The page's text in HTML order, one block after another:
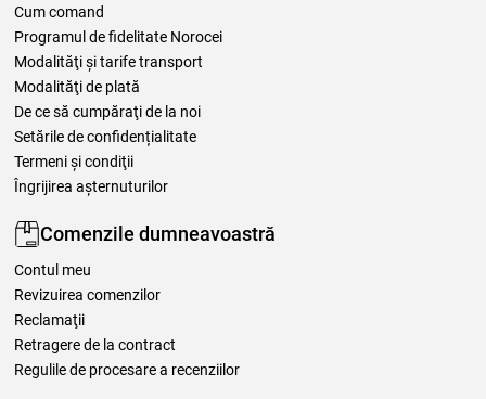
Cum comand
Programul de fidelitate Norocei
Modalităţi şi tarife transport
Modalităţi de plată
De ce să cumpăraţi de la noi
Setările de confidențialitate
Termeni şi condiţii
Îngrijirea așternuturilor
Comenzile dumneavoastră
Contul meu
Revizuirea comenzilor
Reclamaţii
Retragere de la contract
Regulile de procesare a recenziilor